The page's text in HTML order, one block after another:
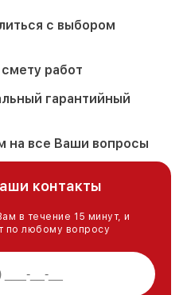
с выбором
работ
гарантийный
на все Ваши вопросы
контакты
в течение 15 минут, и
по любому вопросу